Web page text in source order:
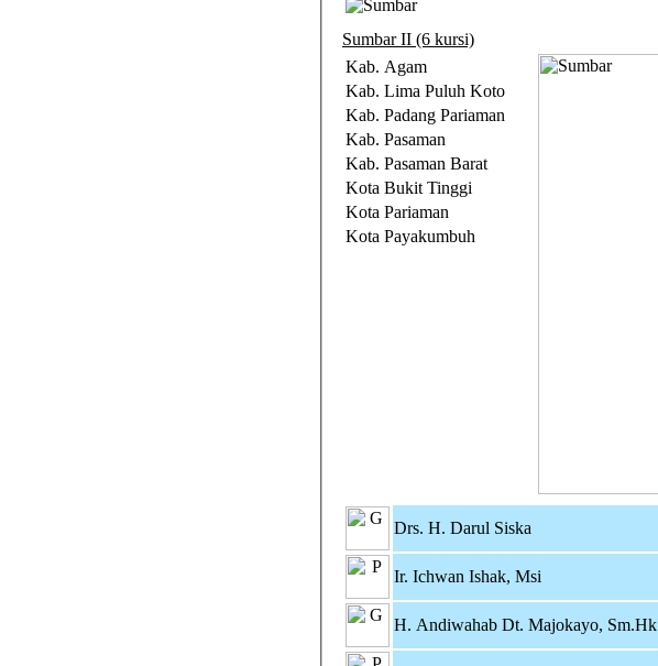
Sumbar II (6 kursi)
Kab. Agam
Kab. Lima Puluh Koto
Kab. Padang Pariaman
Kab. Pasaman
Kab. Pasaman Barat
Kota Bukit Tinggi
Kota Pariaman
Kota Payakumbuh
Drs. H. Darul Siska
Ir. Ichwan Ishak, Msi
H. Andiwahab Dt. Majokayo, Sm.Hk